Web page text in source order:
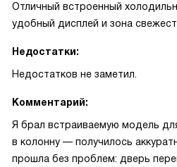
Отличный встроенный
удобный дисплей и зона
Недостатки:
Недостатков не заметил.
Комментарий:
Я брал встраиваемую модель
в колонну — получилось
прошла без проблем: дверь